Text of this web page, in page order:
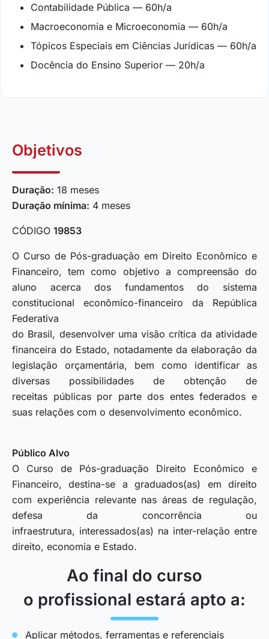
Contabilidade Pública — 60h/a
Macroeconomia e Microeconomia — 60h/a
Tópicos Especiais em Ciências Jurídicas — 60h/a
Docência do Ensino Superior — 20h/a
Objetivos
Duração: 18 meses
Duração mínima: 4 meses
CÓDIGO 19853
O Curso de Pós-graduação em Direito Econômico e
Financeiro, tem como objetivo a compreensão do
aluno acerca dos fundamentos do sistema
constitucional econômico-financeiro da República
Federativa
do Brasil, desenvolver uma visão crítica da atividade
financeira do Estado, notadamente da elaboração da
legislação orçamentária, bem como identificar as
diversas possibilidades de obtenção de
receitas públicas por parte dos entes federados e
suas relações com o desenvolvimento econômico.
Público Alvo
O Curso de Pós-graduação Direito Econômico e
Financeiro, destina-se a graduados(as) em direito
com experiência relevante nas áreas de regulação,
defesa da concorrência ou
infraestrutura, interessados(as) na inter-relação entre
direito, economia e Estado.
Ao final do curso
o profissional estará apto a:
Aplicar métodos, ferramentas e referenciais